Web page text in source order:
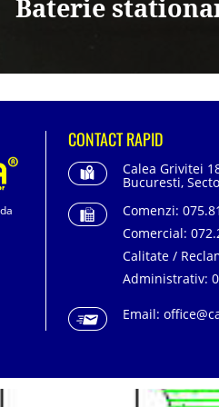
Baterie
CONTACT RAPID
Calea Grivitei
Bucuresti,
Comenzi:
Comercial:
Calitate /
Administrativ:
Email:
BATERII SRL. | SR EN ISO